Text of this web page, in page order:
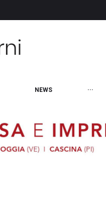
NEWS ···